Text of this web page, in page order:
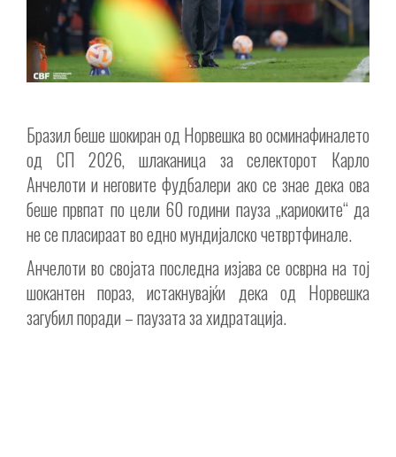
Бразил беше шокиран од Норвешка во осминафиналето
од СП 2026, шлаканица за селекторот Карло
Анчелоти и неговите фудбалери ако се знае дека ова
беше првпат по цели 60 години пауза „кариоките“ да
не се пласираат во едно мундијалско четвртфинале.
Анчелоти во својата последна изјава се осврна на тој
шокантен пораз, истакнувајќи дека од Норвешка
загубил поради – паузата за хидратација.